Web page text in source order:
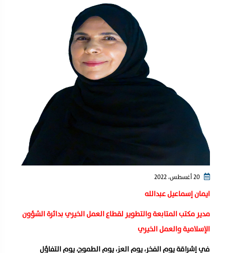
ايمان إسماعيل عبدالله
مدير مكتب المتابعة والتطوير لقطاع العمل الخيري بدائرة الشؤون
الإسلامية والعمل الخيري
في إشراقة يوم الفخر، يوم العز، يوم الطموح، يوم التفاؤل